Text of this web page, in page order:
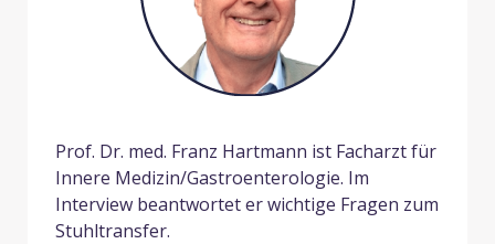
Prof. Dr. med. Franz Hartmann ist Facharzt für
Innere Medizin/Gastroenterologie. Im
Interview beantwortet er wichtige Fragen zum
Stuhltransfer.